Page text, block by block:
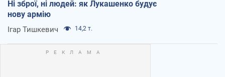
Ні зброї, ні людей: як Лукашенко будує
нову армію
Ігар Тишкевич 14,2 т.